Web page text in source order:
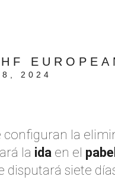
8, 2024
configuran la
la ida en el
disputará siete